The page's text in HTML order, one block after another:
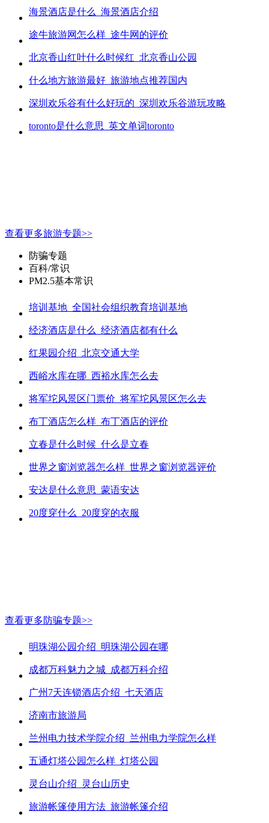
海景酒店是什么_海景酒店介绍
途牛旅游网怎么样_途牛网的评价
北京香山红叶什么时候红_北京香山公园
什么地方旅游最好_旅游地点推荐国内
深圳欢乐谷有什么好玩的_深圳欢乐谷游玩攻略
toronto是什么意思_英文单词toronto
查看更多旅游专题>>
防骗专题
百科/常识
PM2.5基本常识
培训基地_全国社会组织教育培训基地
经济酒店是什么_经济酒店都有什么
红果园介绍_北京交通大学
西峪水库在哪_西裕水库怎么去
将军坨风景区门票价_将军坨风景区怎么去
布丁酒店怎么样_布丁酒店的评价
立春是什么时候_什么是立春
世界之窗浏览器怎么样_世界之窗浏览器评价
安达是什么意思_蒙语安达
20度穿什么_20度穿的衣服
查看更多防骗专题>>
明珠湖公园介绍_明珠湖公园在哪
成都万科魅力之城_成都万科介绍
广州7天连锁酒店介绍_七天酒店
济南市旅游局
兰州电力技术学院介绍_兰州电力学院怎么样
五通灯塔公园怎么样_灯塔公园
灵台山介绍_灵台山历史
旅游帐篷使用方法_旅游帐篷介绍